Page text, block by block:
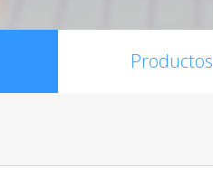
Productos